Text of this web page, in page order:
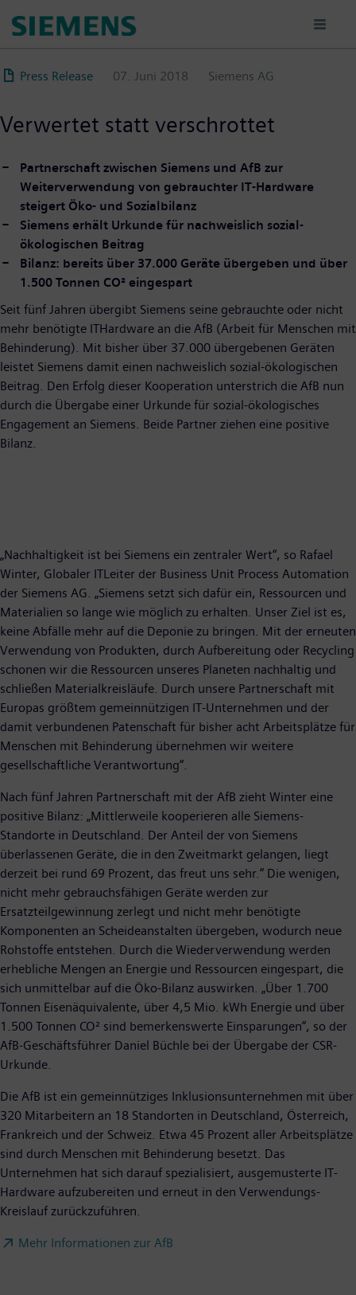
zum
Press Release
07. Juni 2018 Siemens AG
Verwertet statt verschrottet
Partnerschaft zwischen Siemens und AfB zur
Weiterverwendung von gebrauchter IT-Hardware
steigert Öko- und Sozialbilanz
Siemens erhält Urkunde für nachweislich sozial-
ökologischen Beitrag
Bilanz: bereits über 37.000 Geräte übergeben und über
1.500 Tonnen CO² eingespart
Seit fünf Jahren übergibt Siemens seine gebrauchte oder nicht
mehr benötigte ITHardware an die AfB (Arbeit für Menschen mit
Behinderung). Mit bisher über 37.000 übergebenen Geräten
leistet Siemens damit einen nachweislich sozial-ökologischen
Beitrag. Den Erfolg dieser Kooperation unterstrich die AfB nun
durch die Übergabe einer Urkunde für sozial-ökologisches
Engagement an Siemens. Beide Partner ziehen eine positive
Bilanz.
„Nachhaltigkeit ist bei Siemens ein zentraler Wert“, so Rafael
Winter, Globaler ITLeiter der Business Unit Process Automation
der Siemens AG. „Siemens setzt sich dafür ein, Ressourcen und
Materialien so lange wie möglich zu erhalten. Unser Ziel ist es,
keine Abfälle mehr auf die Deponie zu bringen. Mit der erneuten
Verwendung von Produkten, durch Aufbereitung oder Recycling
schonen wir die Ressourcen unseres Planeten nachhaltig und
schließen Materialkreisläufe. Durch unsere Partnerschaft mit
Europas größtem gemeinnützigen IT-Unternehmen und der
damit verbundenen Patenschaft für bisher acht Arbeitsplätze für
Menschen mit Behinderung übernehmen wir weitere
gesellschaftliche Verantwortung“.
Nach fünf Jahren Partnerschaft mit der AfB zieht Winter eine
positive Bilanz: „Mittlerweile kooperieren alle Siemens-
Standorte in Deutschland. Der Anteil der von Siemens
überlassenen Geräte, die in den Zweitmarkt gelangen, liegt
derzeit bei rund 69 Prozent, das freut uns sehr.“ Die wenigen,
nicht mehr gebrauchsfähigen Geräte werden zur
Ersatzteilgewinnung zerlegt und nicht mehr benötigte
Komponenten an Scheideanstalten übergeben, wodurch neue
Rohstoffe entstehen. Durch die Wiederverwendung werden
erhebliche Mengen an Energie und Ressourcen eingespart, die
sich unmittelbar auf die Öko-Bilanz auswirken. „Über 1.700
Tonnen Eisenäquivalente, über 4,5 Mio. kWh Energie und über
1.500 Tonnen CO² sind bemerkenswerte Einsparungen“, so der
AfB-Geschäftsführer Daniel Büchle bei der Übergabe der CSR-
Urkunde.
Die AfB ist ein gemeinnütziges Inklusionsunternehmen mit über
320 Mitarbeitern an 18 Standorten in Deutschland, Österreich,
Frankreich und der Schweiz. Etwa 45 Prozent aller Arbeitsplätze
sind durch Menschen mit Behinderung besetzt. Das
Unternehmen hat sich darauf spezialisiert, ausgemusterte IT-
Hardware aufzubereiten und erneut in den Verwendungs-
Kreislauf zurückzuführen.
Mehr Informationen zur AfB